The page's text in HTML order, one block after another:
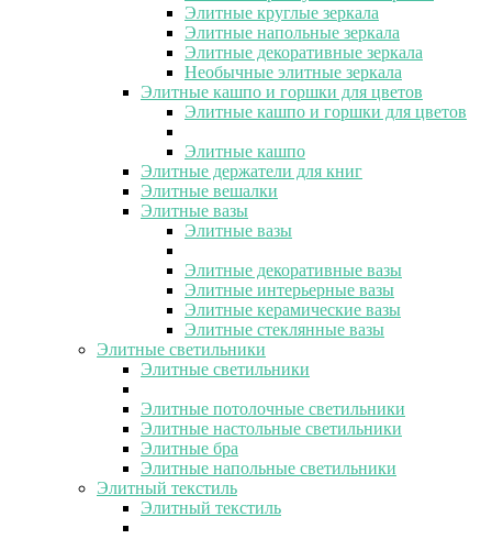
Элитные круглые зеркала
Элитные напольные зеркала
Элитные декоративные зеркала
Необычные элитные зеркала
Элитные кашпо и горшки для цветов
Элитные кашпо и горшки для цветов
Элитные кашпо
Элитные держатели для книг
Элитные вешалки
Элитные вазы
Элитные вазы
Элитные декоративные вазы
Элитные интерьерные вазы
Элитные керамические вазы
Элитные стеклянные вазы
Элитные светильники
Элитные светильники
Элитные потолочные светильники
Элитные настольные светильники
Элитные бра
Элитные напольные светильники
Элитный текстиль
Элитный текстиль